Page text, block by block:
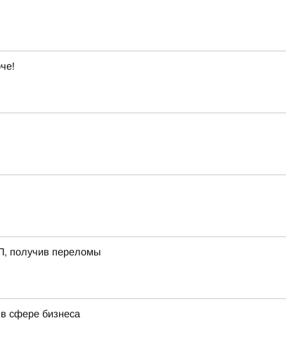
получив переломы
сфере бизнеса